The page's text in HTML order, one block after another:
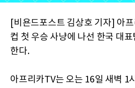
[비욘드포스트 김상호 기자] 아
컵 첫 우승 사냥에 나선 한국 대표
한다.
아프리카TV는 오는 16일 새벽 1